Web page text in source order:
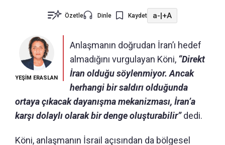
Özetle Dinle Kaydet a-|+A
YEŞİM ERASLAN
Anlaşmanın doğrudan İran’ı hedef
almadığını vurgulayan Köni, “Direkt
İran olduğu söylenmiyor. Ancak
herhangi bir saldırı olduğunda
ortaya çıkacak dayanışma mekanizması, İran’a
karşı dolaylı olarak bir denge oluşturabilir”dedi.
Köni, anlaşmanın İsrail açısından da bölgesel